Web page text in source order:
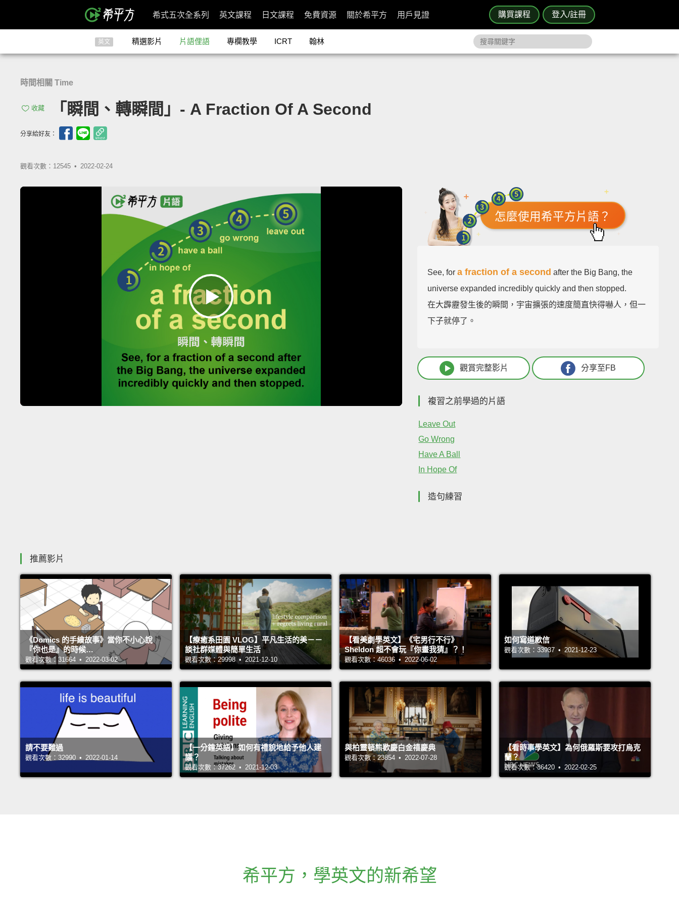
購買課程 登入/註冊
希式五次全系列 英文課程 日文課程 免費資源 關於希平方 用戶見證
英文 精選影片 片語俚語 專欄教學 ICRT 翰林
時間相關 Time
收藏 「瞬間、轉瞬間」- A Fraction Of A Second
分享給好友：
觀看次數：12545 • 2022-02-24
怎麼使用希平方片語？
See, fora fraction of a second after the Big Bang, the
universe expanded incredibly quickly and then stopped.
在大霹靂發生後的瞬間，宇宙擴張的速度簡直快得嚇人，但一
下子就停了。
觀賞完整影片 分享至FB
複習之前學過的片語
Leave Out
Go Wrong
Have A Ball
In Hope Of
造句練習
推薦影片
《Domics 的手繪故事》當你不小心說
『你也是』的時候…
觀看次數：31664 • 2022-03-02
【療癒系田園 VLOG】平凡生活的美－－
談社群媒體與簡單生活
觀看次數：29998 • 2021-12-10
【看美劇學英文】《宅男行不行》
Sheldon 超不會玩『你畫我猜』？！
觀看次數：46036 • 2022-06-02
如何寫道歉信
觀看次數：33937 • 2021-12-23
請不要難過
觀看次數：32990 • 2022-01-14
【一分鐘英語】如何有禮貌地給予他人建
議？
觀看次數：37262 • 2021-12-03
與柏靈頓熊歡慶白金禧慶典
觀看次數：23854 • 2022-07-28
【看時事學英文】為何俄羅斯要攻打烏克
蘭？
觀看次數：36420 • 2022-02-25
希平方 ， 學英文的新希望